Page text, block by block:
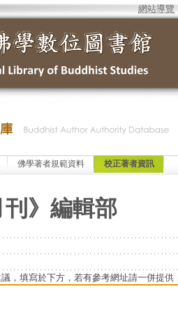
網站導覽
佛學著者規範資料 校正著者資訊
刊》編輯部
，填寫於下方，若有參考網址請一併提供